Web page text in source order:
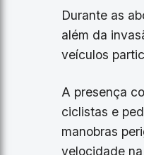
​Durante as
além da
veículos
​A presença
ciclistas e
manobras
velocidade